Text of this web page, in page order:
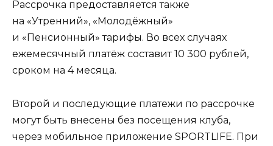
Рассрочка предоставляется также
на «Утренний», «Молодёжный»
и «Пенсионный» тарифы. Во всех случаях
ежемесячный платёж составит 10 300 рублей,
сроком на 4 месяца.
Второй и последующие платежи по рассрочке
могут быть внесены без посещения клуба,
через мобильное приложение SPORTLIFE. При